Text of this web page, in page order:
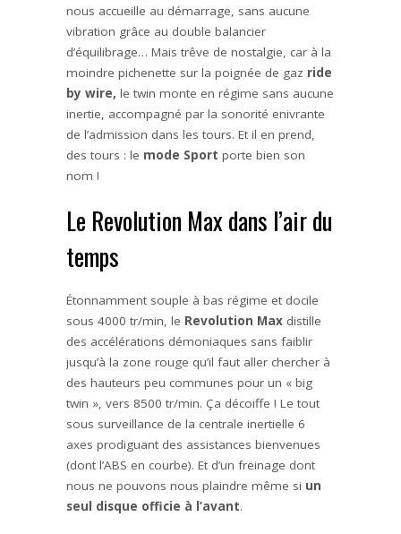
nous accueille au démarrage, sans aucune
vibration grâce au double balancier
d’équilibrage… Mais trêve de nostalgie, car à la
moindre pichenette sur la poignée de gaz ride
by wire, le twin monte en régime sans aucune
inertie, accompagné par la sonorité enivrante
de l’admission dans les tours. Et il en prend,
des tours : le mode Sport porte bien son
nom !
Le Revolution Max dans l’air du
temps
Étonnamment souple à bas régime et docile
sous 4000 tr/min, le Revolution Max distille
des accélérations démoniaques sans faiblir
jusqu’à la zone rouge qu’il faut aller chercher à
des hauteurs peu communes pour un « big
twin », vers 8500 tr/min. Ça décoiffe ! Le tout
sous surveillance de la centrale inertielle 6
axes prodiguant des assistances bienvenues
(dont l’ABS en courbe). Et d’un freinage dont
nous ne pouvons nous plaindre même si un
seul disque officie à l’avant.